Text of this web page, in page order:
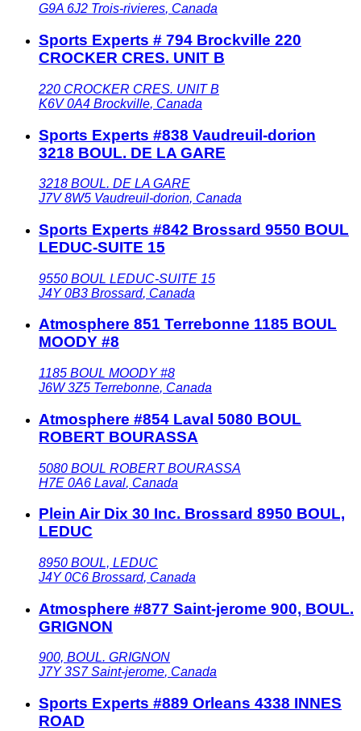
G9A 6J2 Trois-rivieres, Canada
Sports Experts # 794 Brockville 220
CROCKER CRES. UNIT B
220 CROCKER CRES. UNIT B
K6V 0A4 Brockville, Canada
Sports Experts #838 Vaudreuil-dorion
3218 BOUL. DE LA GARE
3218 BOUL. DE LA GARE
J7V 8W5 Vaudreuil-dorion, Canada
Sports Experts #842 Brossard 9550 BOUL
LEDUC-SUITE 15
9550 BOUL LEDUC-SUITE 15
J4Y 0B3 Brossard, Canada
Atmosphere 851 Terrebonne 1185 BOUL
MOODY #8
1185 BOUL MOODY #8
J6W 3Z5 Terrebonne, Canada
Atmosphere #854 Laval 5080 BOUL
ROBERT BOURASSA
5080 BOUL ROBERT BOURASSA
H7E 0A6 Laval, Canada
Plein Air Dix 30 Inc. Brossard 8950 BOUL,
LEDUC
8950 BOUL, LEDUC
J4Y 0C6 Brossard, Canada
Atmosphere #877 Saint-jerome 900, BOUL.
GRIGNON
900, BOUL. GRIGNON
J7Y 3S7 Saint-jerome, Canada
Sports Experts #889 Orleans 4338 INNES
ROAD